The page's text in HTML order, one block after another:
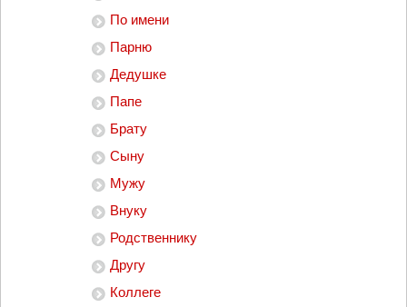
По имени
Парню
Дедушке
Папе
Брату
Сыну
Мужу
Внуку
Родственнику
Другу
Коллеге